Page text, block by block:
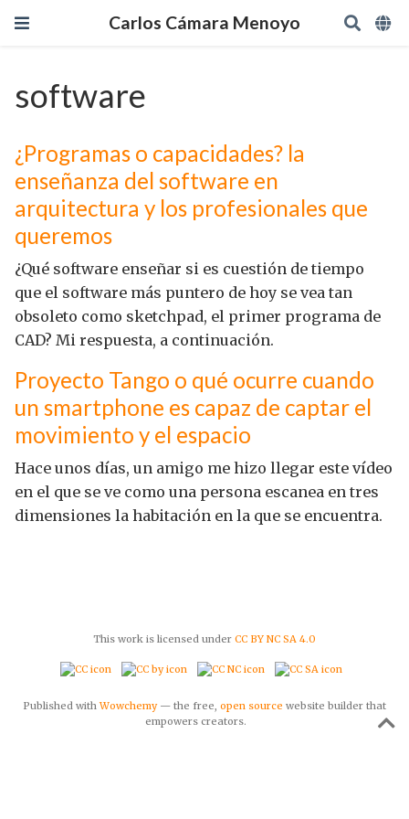
Carlos Cámara Menoyo
software
¿Programas o capacidades? la
enseñanza del software en
arquitectura y los profesionales que
queremos
¿Qué software enseñar si es cuestión de tiempo
que el software más puntero de hoy se vea tan
obsoleto como sketchpad, el primer programa de
CAD? Mi respuesta, a continuación.
Proyecto Tango o qué ocurre cuando
un smartphone es capaz de captar el
movimiento y el espacio
Hace unos días, un amigo me hizo llegar este vídeo
en el que se ve como una persona escanea en tres
dimensiones la habitación en la que se encuentra.
This work is licensed under CC BY NC SA 4.0
Published withWowchemy— the free, open source website builder that
empowers creators.